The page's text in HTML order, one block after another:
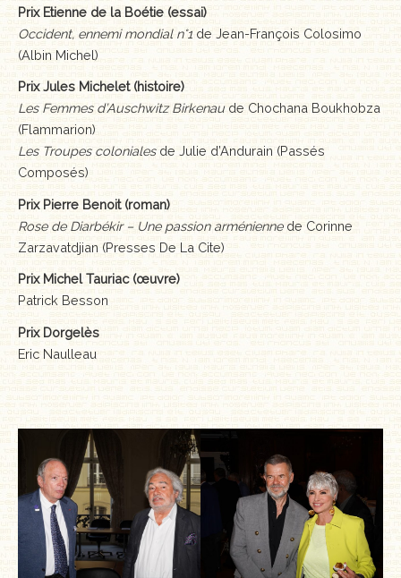
CLASSIQUES OUBLIÉS
COFFRETS
AUTEURS
LES ÉDITIONS GLYPHE
Prix Etienne de la Boétie (essai)
Occident, ennemi mondial n°1 de Jean-François Colosimo
(Albin Michel)
Prix Jules Michelet (histoire)
Les Femmes d’Auschwitz Birkenau de Chochana Boukhobza
(Flammarion)
Les Troupes coloniales de Julie d’Andurain (Passés
Composés)
Prix Pierre Benoit (roman)
Rose de Diarbékir – Une passion arméniennede Corinne
Zarzavatdjian (Presses De La Cite)
Prix Michel Tauriac (œuvre)
Patrick Besson
Prix Dorgelès
Eric Naulleau